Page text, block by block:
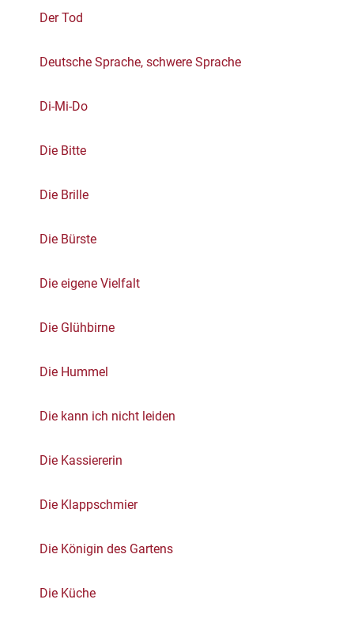
Der Tod
Deutsche Sprache, schwere Sprache
Di-Mi-Do
Die Bitte
Die Brille
Die Bürste
Die eigene Vielfalt
Die Glühbirne
Die Hummel
Die kann ich nicht leiden
Die Kassiererin
Die Klappschmier
Die Königin des Gartens
Die Küche